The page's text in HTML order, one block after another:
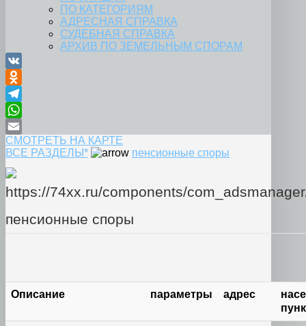
ПО КАТЕГОРИЯМ
АДРЕСНАЯ СПРАВКА
СУДЕБНАЯ СПРАВКА
АРХИВ ПО ЗЕМЕЛЬНЫМ СПОРАМ
VK
Odnoklassniki
Telegram
WhatsApp
Email
СМОТРЕТЬ НА КАРТЕ
ВСЕ РАЗДЕЛЫ*
пенсионные споры
пенсионные споры
Описание параметры адрес